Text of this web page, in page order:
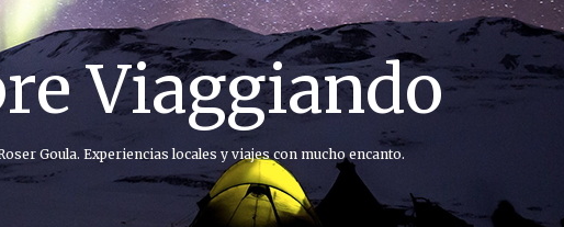
Viaggiando
Goula. Experiencias locales y viajes con mucho encanto.